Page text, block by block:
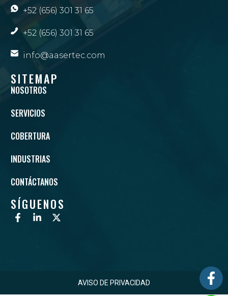
+52 (656) 301 31 65
+52 (656) 301 31 65
info@aasertec.com
SITEMAP
NOSOTROS
SERVICIOS
COBERTURA
INDUSTRIAS
CONTÁCTANOS
SÍGUENOS
AVISO DE PRIVACIDAD